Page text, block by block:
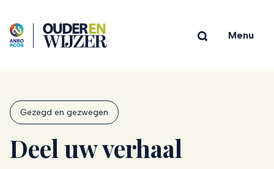
Menu
Gezegd en gezwegen
Deel uw verhaal